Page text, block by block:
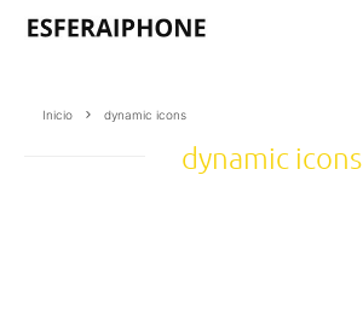
Inicio dynamic icons
dynamic icons